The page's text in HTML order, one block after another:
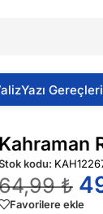
Yazı Gereçleri
Kahraman
kodu:
₺
Favorilere ekle